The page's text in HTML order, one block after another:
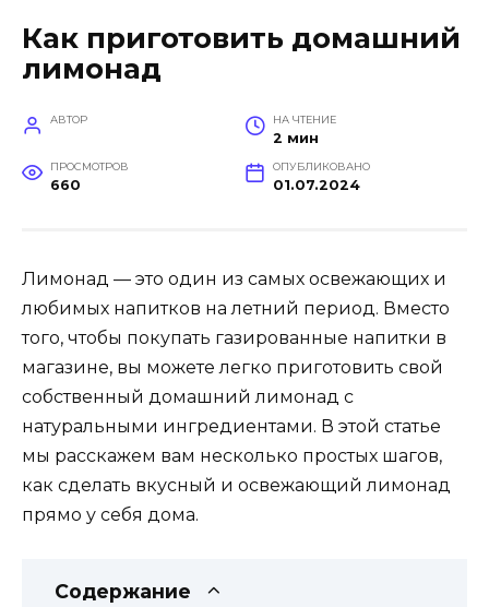
Как приготовить домашний
лимонад
АВТОР НА ЧТЕНИЕ
2 мин
ПРОСМОТРОВ
660
ОПУБЛИКОВАНО
01.07.2024
Лимонад — это один из самых освежающих и
любимых напитков на летний период. Вместо
того, чтобы покупать газированные напитки в
магазине, вы можете легко приготовить свой
собственный домашний лимонад с
натуральными ингредиентами. В этой статье
мы расскажем вам несколько простых шагов,
как сделать вкусный и освежающий лимонад
прямо у себя дома.
Содержание